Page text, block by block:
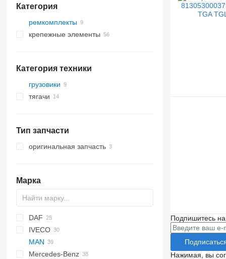
Категория
ремкомплекты
крепежные элементы
Категория техники
грузовики
тягачи
Тип запчасти
оригинальная запчасть
Марка
DAF
CF
LF
XF
Ducato
F-MAX
IVECO
Daily
EuroCargo
MAN
TGA
Mercedes-Benz
Подпишитесь
Нажимая, вы